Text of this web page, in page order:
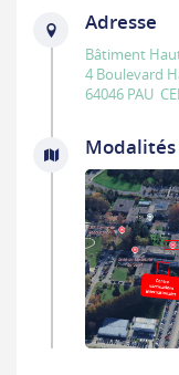
Adresse
Bâtiment
4 Boulevard
64046 PAU
Modalités